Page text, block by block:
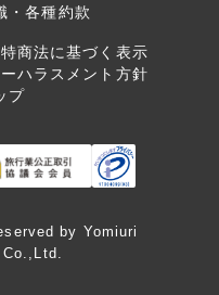
・各種約款
特商法に基づく表示
ハラスメント方針
プ
by Yomiuri